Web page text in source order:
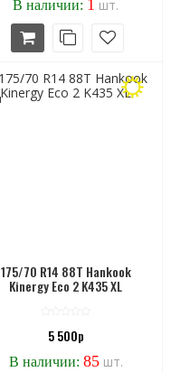
В наличии: 1 шт.
175/70 R14 88T Hankook
Kinergy Eco 2 K435 XL
5 500р
В наличии: 85шт.